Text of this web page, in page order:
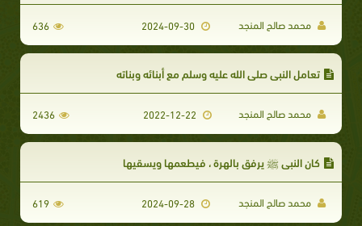
محمد صالح المنجد 2024-09-30
636
تعامل النبي صلى الله عليه وسلم مع أبنائه وبناته
محمد صالح المنجد 2436
كان النبي ﷺ يرفق بالهرة ، فيطعمها ويسقيها
محمد صالح المنجد 2024-09-28
619